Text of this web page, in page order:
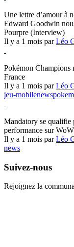
Une lettre d’amour à
Edward Goodwin
Pourpre (Interview)
Il y a 1 mois parLéo
Pokémon Champions
France
Il y a 1 mois parLéo
jeu-mobilenews
Mandatory se qualifie
performance sur WoW
Il y a 1 mois parLéo
news
Suivez-nous
Rejoignez la